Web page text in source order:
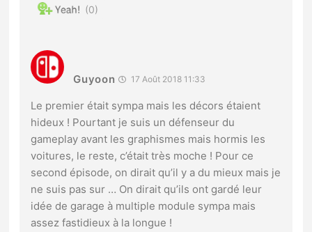
0
Guyoon 17 Août 2018 11:33
Le premier était sympa mais les décors étaient
hideux ! Pourtant je suis un défenseur du
gameplay avant les graphismes mais hormis les
voitures, le reste, c’était très moche ! Pour ce
second épisode, on dirait qu’il y a du mieux mais je
ne suis pas sur … On dirait qu’ils ont gardé leur
idée de garage à multiple module sympa mais
assez fastidieux à la longue !